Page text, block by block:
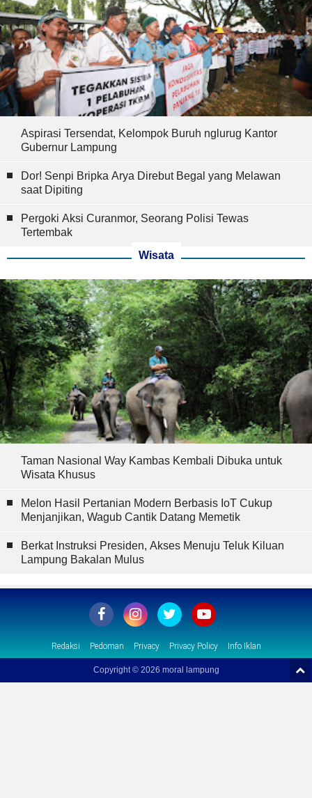
Aspirasi Tersendat, Kelompok Buruh nglurug Kantor
Gubernur Lampung
Dor! Senpi Bripka Arya Direbut Begal yang Melawan
saat Dipiting
Pergoki Aksi Curanmor, Seorang Polisi Tewas
Tertembak
Wisata
Taman Nasional Way Kambas Kembali Dibuka untuk
Wisata Khusus
Melon Hasil Pertanian Modern Berbasis IoT Cukup
Menjanjikan, Wagub Cantik Datang Memetik
Berkat Instruksi Presiden, Akses Menuju Teluk Kiluan
Lampung Bakalan Mulus
Redaksi Pedoman Privacy Privacy Policy Info Iklan
Copyright © 2026 moral lampung